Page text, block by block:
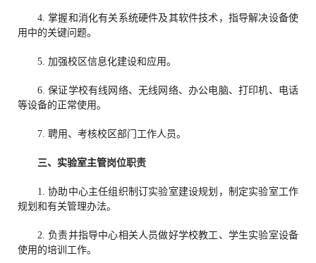
4. 掌握和消化有关系统硬件及其软件技术，指导解决设备使
用中的关键问题。
5. 加强校区信息化建设和应用。
6. 保证学校有线网络、无线网络、办公电脑、打印机、电话
等设备的正常使用。
7. 聘用、考核校区部门工作人员。
三、 实验室主管岗位职责
1. 协助中心主任组织制订实验室建设规划，制定实验室工作
规划和有关管理办法。
2. 负责并指导中心相关人员做好学校教工、学生实验室设备
使用的培训工作。